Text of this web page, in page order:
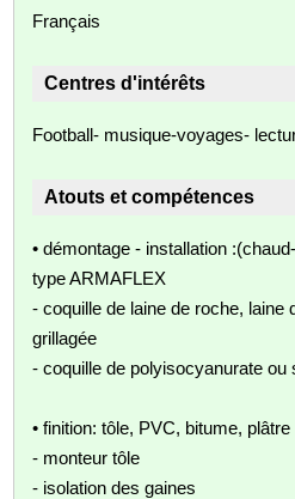
Français
Centres d'intérêts
Football- musique-voyages-
Atouts et compétences
• démontage - installation
type ARMAFLEX
- coquille de laine de roche, laine
grillagée
- coquille de polyisocyanurate ou
• finition: tôle, PVC, bitume, plâtre
- monteur tôle
- isolation des gaines